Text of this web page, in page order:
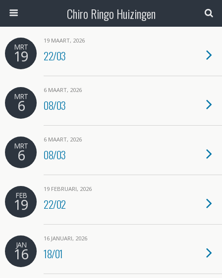
Chiro Ringo Huizingen
MRT
19
19 MAART, 2026
22/03
MRT
6
6 MAART, 2026
08/03
MRT
6
6 MAART, 2026
08/03
FEB
19
19 FEBRUARI, 2026
22/02
JAN
16
16 JANUARI, 2026
18/01